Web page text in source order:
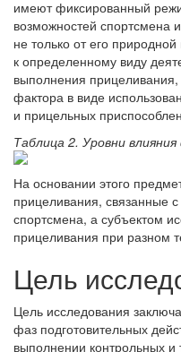
имеют фиксированный
возможностей спортсмена
не только от его
к определенному виду
выполнения прицеливания,
фактора в виде
и прицельных
Таблица 2. Уровни
На основании этого
прицеливания, связанные
спортсмена, а субъектом
прицеливания при разном
Цель
Цель исследования
фаз подготовительных
выполнении контрольных и